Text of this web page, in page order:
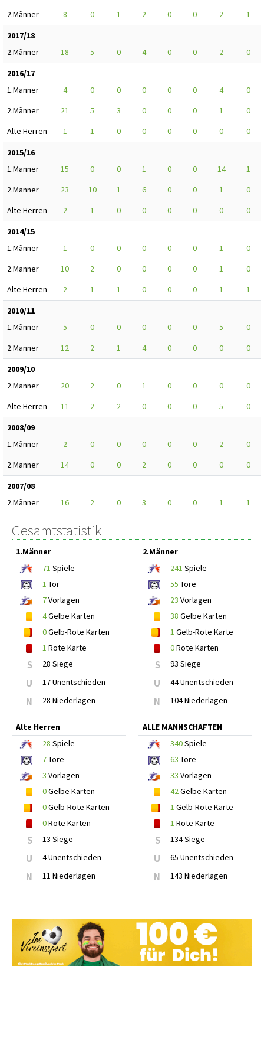
2.Männer 8 0 1 2 0 0 2
1
2017/18
2.Männer
18 5 0 4 0 0 2
0
2016/17
1.Männer
4 0 0 0 0 0 4
0
2.Männer
21 5 3 0 0 0 1
0
Alte Herren
1 1 0 0 0 0 0
0
2015/16
1.Männer
15 0 0 1 0 0 14
1
2.Männer
23 10 1 6 0 0 1
0
Alte Herren
2 1 0 0 0 0 0
0
2014/15
1.Männer
1 0 0 0 0 0 1
0
2.Männer
10 2 0 0 0 0 1
0
Alte Herren
2 1 1 0 0 0 1
1
2010/11
1.Männer
5 0 0 0 0 0 5
0
2.Männer
12 2 1 4 0 0 0
0
2009/10
2.Männer
20 2 0 1 0 0 0
0
Alte Herren
11 2 2 0 0 0 5
0
2008/09
1.Männer
2 0 0 0 0 0 2
0
2.Männer
14 0 0 2 0 0 0
0
2007/08
2.Männer
16 2 0 3 0 0 1 1
Gesamtstatistik
1.Männer
71 Spiele
1 Tor
7Vorlagen
4Gelbe Karten
0Gelb-Rote Karten
1 Rote Karte
S 28 Siege
U 17 Unentschieden
N 28 Niederlagen
2.Männer
241 Spiele
55 Tore
23 Vorlagen
38 Gelbe Karten
1 Gelb-Rote Karte
0Rote Karten
S 93 Siege
U 44 Unentschieden
N 104 Niederlagen
Alte Herren
28 Spiele
7Tore
3 Vorlagen
0Gelbe Karten
0Gelb-Rote Karten
0Rote Karten
S 13 Siege
U 4 Unentschieden
N 11 Niederlagen
ALLE MANNSCHAFTEN
340Spiele
63 Tore
33 Vorlagen
42Gelbe Karten
1 Gelb-Rote Karte
1 Rote Karte
S 134 Siege
U 65 Unentschieden
N 143 Niederlagen